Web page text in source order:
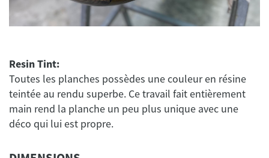
Resin Tint:
Toutes les planches possèdes une couleur en résine
teintée au rendu superbe. Ce travail fait entièrement
main rend la planche un peu plus unique avec une